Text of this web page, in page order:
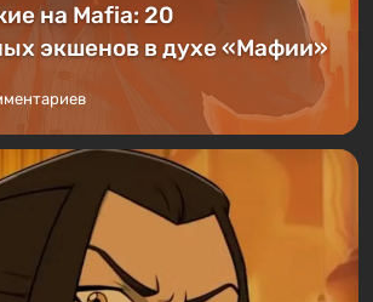
на Mafia: 20
экшенов в духе «Мафии»